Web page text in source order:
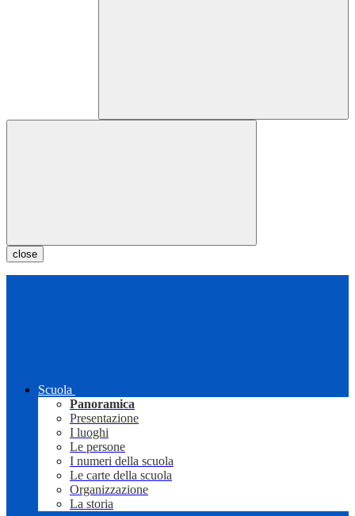
close
Scuola
Panoramica
Presentazione
I luoghi
Le persone
I numeri della scuola
Le carte della scuola
Organizzazione
La storia